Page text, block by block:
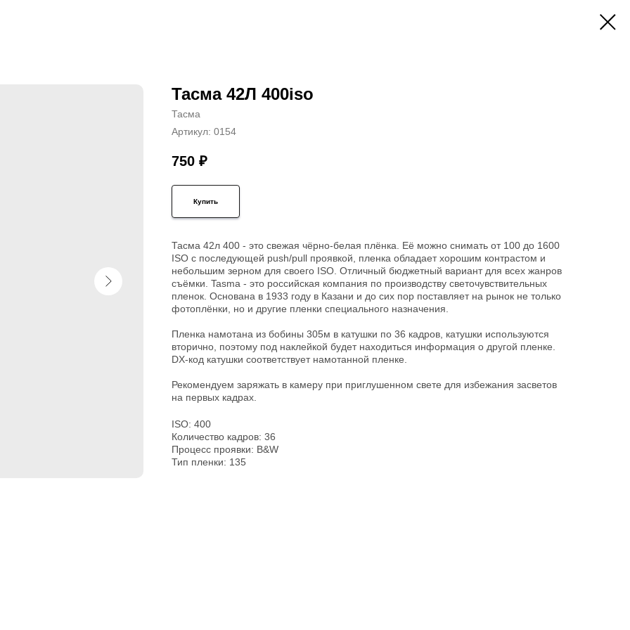
Тасма 42Л 400iso
Тасма
Артикул: 0154
750 ₽
Купить
Тасма 42л 400 - это свежая чёрно-белая плёнка. Её можно снимать от 100 до 1600
ISO с последующей push/pull проявкой, пленка обладает хорошим контрастом и
небольшим зерном для своего ISO. Отличный бюджетный вариант для всех жанров
съёмки. Tasma - это российская компания по производству светочувствительных
пленок. Основана в 1933 году в Казани и до сих пор поставляет на рынок не только
фотоплёнки, но и другие пленки специального назначения.
Пленка намотана из бобины 305м в катушки по 36 кадров, катушки используются
вторично, поэтому под наклейкой будет находиться информация о другой пленке.
DX-код катушки соответствует намотанной пленке.
Рекомендуем заряжать в камеру при приглушенном свете для избежания засветов
на первых кадрах.
ISO: 400
Количество кадров: 36
Процесс проявки: B&W
Тип пленки: 135